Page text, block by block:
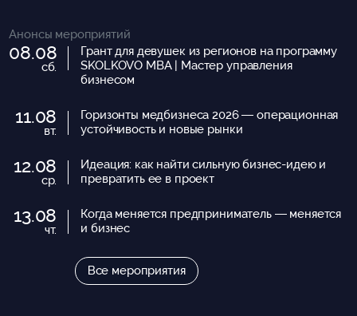
Анонсы мероприятий
08.08
сб.
Грант для девушек из регионов на программу
SKOLKOVO MBA | Мастер управления
бизнесом
11.08
вт.
Горизонты медбизнеса 2026 — операционная
устойчивость и новые рынки
12.08
ср.
Идеация: как найти сильную бизнес-идею и
превратить ее в проект
13.08
чт.
Когда меняется предприниматель — меняется
и бизнес
Все мероприятия